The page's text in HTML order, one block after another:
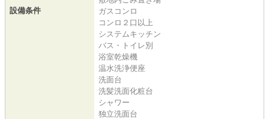
設備条件
ガスコンロ
コンロ２口以上
システムキッチン
バス・トイレ別
浴室乾燥機
温水洗浄便座
洗面台
洗髪洗面化粧台
シャワー
独立洗面台